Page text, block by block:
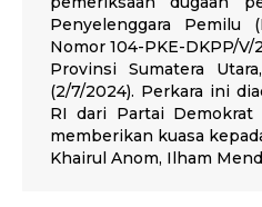
Penyelenggara Pemilu
Nomor 104-PKE-DKPP/
Provinsi Sumatera
(2/7/2024). Perkara ini
RI dari Partai Demokrat
memberikan kuasa
Khairul Anom, Ilham